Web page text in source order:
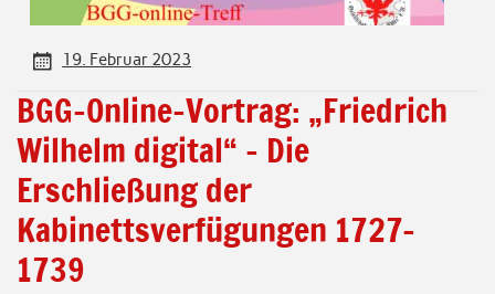
19. Februar 2023
BGG-Online-Vortrag: „Friedrich
Wilhelm digital“ – Die
Erschließung der
Kabinettsverfügungen 1727-
1739